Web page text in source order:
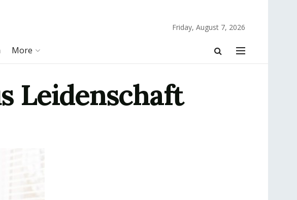
Friday, August 7, 2026
More
Leidenschaft